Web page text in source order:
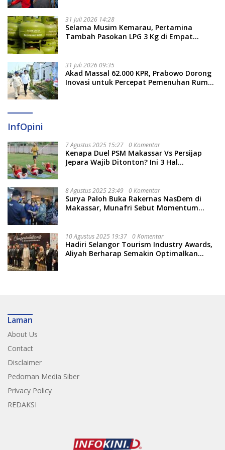
31 Juli 2026 14:28
Selama Musim Kemarau, Pertamina
Tambah Pasokan LPG 3 Kg di Empat
31 Juli 2026 09:35
Akad Massal 62.000 KPR, Prabowo Dorong
Inovasi untuk Percepat Pemenuhan Rumah
InfOpini
7 Agustus 2025 15:27 0 Komentar
Kenapa Duel PSM Makassar Vs Persijap
Jepara Wajib Ditonton? Ini 3 Hal
8 Agustus 2025 23:49 0 Komentar
Surya Paloh Buka Rakernas NasDem di
Makassar, Munafri Sebut Momentum
10 Agustus 2025 19:37 0 Komentar
Hadiri Selangor Tourism Industry Awards,
Aliyah Berharap Semakin Optimalkan
Laman
About Us
Contact
Disclaimer
Pedoman Media Siber
Privacy Policy
REDAKSI